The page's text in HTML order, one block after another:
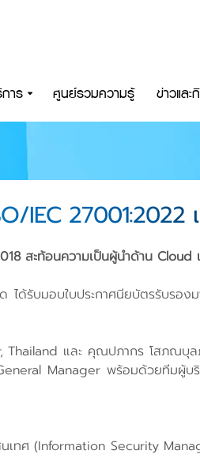
าร ศูนย์รวมความรู้ ข่าวแล
IEC 27001:2022
สะท้อนความเป็นผู้นำด้าน Cloud
รับมอบใบประกาศนียบัตรรับรอง
และ คุณปภากร โสภณ
Manager พร้อมด้วยทีมผู้บ
เทศ (Information Security